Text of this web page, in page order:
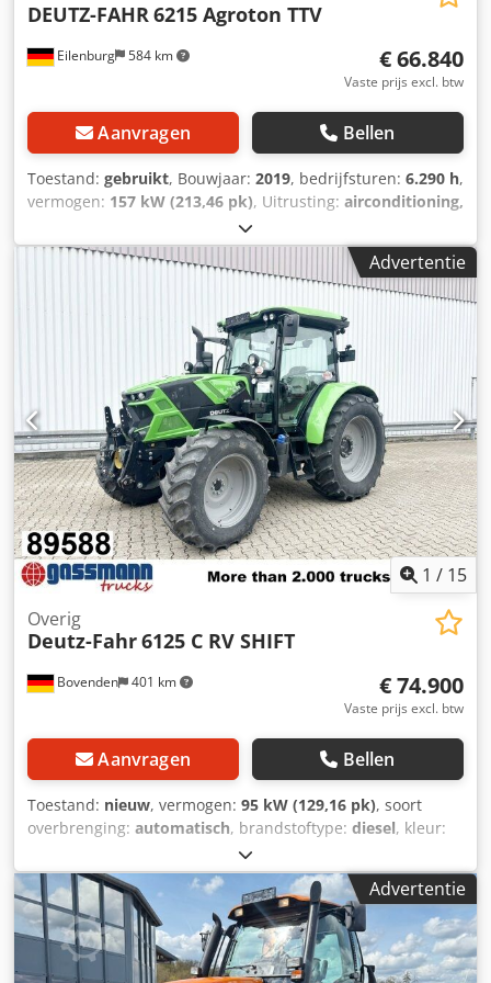
Eilenburg 584 km
DEUTZ-FAHR6215 Agroton TTV
€ 66.840
Vaste prijs excl. btw
Aanvragen Bellen
Toestand: gebruikt, Bouwjaar: 2019, bedrijfsturen: 6.290 h,
vermogen: 157 kW (213,46 pk), Uitrusting: airconditioning,
, Fouten en tussentijdse
verkoop voorbehouden! Interne nummer: 1435. LD10305 ---
-Het voertuig is niet gereinigd! Landelijke levering mogelijk
tegen meerprijs. Fouten en tussentijdse verkoop
voorbehouden. Wij nemen uw voertuig graag in ruil.
Financiering / leasing ook mogelijk zonder aanbetaling!
Heeft u nog vragen? Wij adviseren u graag! Dcjdpfszbf Alsx
Advertentie
1 / 15
Bovenden 401 km
Overig
Deutz-Fahr6125 C RV SHIFT
€ 74.900
Vaste prijs excl. btw
Aanvragen Bellen
Toestand: nieuw, vermogen: 95 kW (129,16 pk), soort
overbrenging: automatisch, brandstoftype: diesel, kleur:
8.500 kg, leeggewicht:
maximaal laadgewicht:3.000 kg, asconfiguratie:4x4,
aantal zitplaatsen:
, volgende keuring (TÜV): 05/2026,
emissieklasse:Euro 5 , Bouwjaar:2024, bedrijfsturen: 45 h,
bestuurderscabine:overig, wielbasis:2.510 mm
, maximale
snelheid:
40 km/h, Uitrusting:ABS,
Advertentie